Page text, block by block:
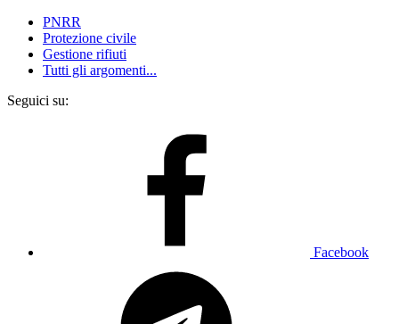
PNRR
Protezione civile
Gestione rifiuti
Tutti gli argomenti...
Seguici su:
Facebook